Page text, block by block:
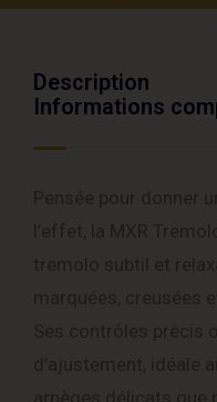
Description
Informations